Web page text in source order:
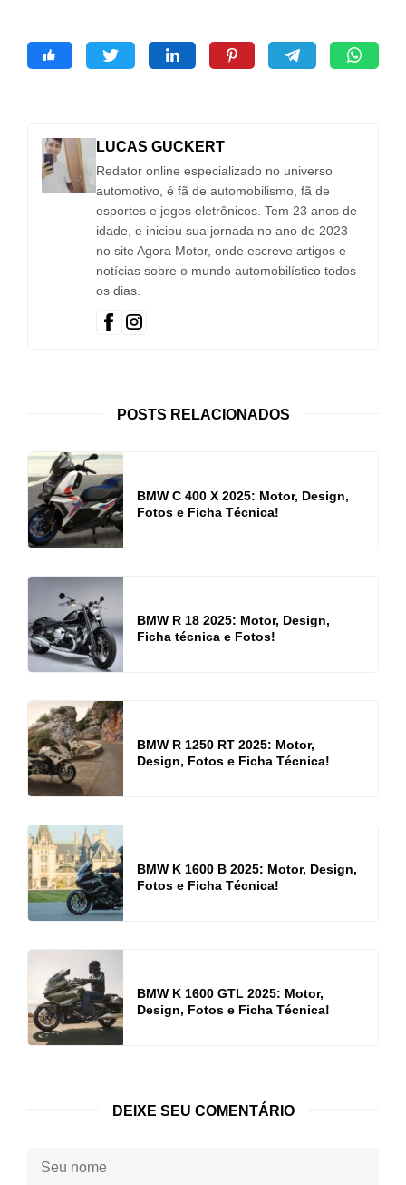
LUCAS GUCKERT
Redator online especializado no universo
automotivo, é fã de automobilismo, fã de
esportes e jogos eletrônicos. Tem 23 anos de
idade, e iniciou sua jornada no ano de 2023
no site Agora Motor, onde escreve artigos e
notícias sobre o mundo automobilístico todos
os dias.
POSTS RELACIONADOS
BMW C 400 X 2025: Motor, Design,
Fotos e Ficha Técnica!
BMW R 18 2025: Motor, Design,
Ficha técnica e Fotos!
BMW R 1250 RT 2025: Motor,
Design, Fotos e Ficha Técnica!
BMW K 1600 B 2025: Motor, Design,
Fotos e Ficha Técnica!
BMW K 1600 GTL 2025: Motor,
Design, Fotos e Ficha Técnica!
DEIXE SEU COMENTÁRIO
Seu